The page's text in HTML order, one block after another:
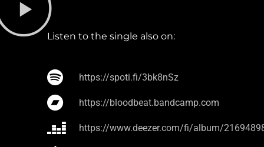
Listen to the single also on:
https://spoti.fi/3bk8nSz
https://bloodbeat.bandcamp.com
https://www.deezer.com/fi/album/